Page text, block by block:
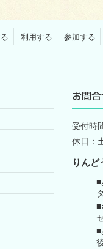
利用する 参加する
お問
受付時
休日：
りん
■
■
■